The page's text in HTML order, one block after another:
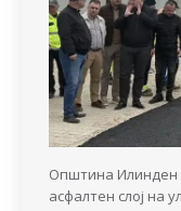
Општина Илинден
асфалтен слој на